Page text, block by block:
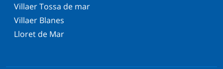
Villaer Tossa de mar
Villaer Blanes
Lloret de Mar